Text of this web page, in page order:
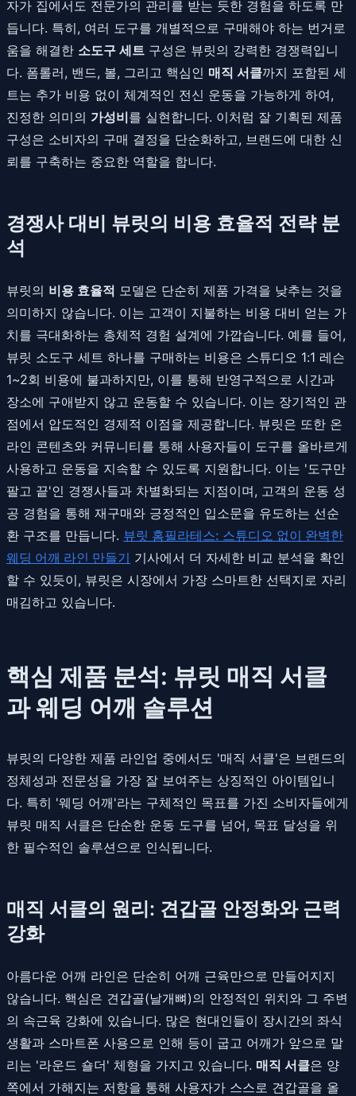
자가 집에서도 전문가의 관리를 받는 듯한 경험을 하도록 만
듭니다. 특히, 여러 도구를 개별적으로 구매해야 하는 번거로
움을 해결한 소도구 세트 구성은 뷰릿의 강력한 경쟁력입니
다. 폼롤러, 밴드, 볼, 그리고 핵심인 매직 서클까지 포함된 세
트는 추가 비용 없이 체계적인 전신 운동을 가능하게 하여,
진정한 의미의 가성비를 실현합니다. 이처럼 잘 기획된 제품
구성은 소비자의 구매 결정을 단순화하고, 브랜드에 대한 신
뢰를 구축하는 중요한 역할을 합니다.
경쟁사 대비 뷰릿의 비용 효율적 전략 분
석
뷰릿의 비용 효율적 모델은 단순히 제품 가격을 낮추는 것을
의미하지 않습니다. 이는 고객이 지불하는 비용 대비 얻는 가
치를 극대화하는 총체적 경험 설계에 가깝습니다. 예를 들어,
뷰릿 소도구 세트 하나를 구매하는 비용은 스튜디오 1:1 레슨
1~2회 비용에 불과하지만, 이를 통해 반영구적으로 시간과
장소에 구애받지 않고 운동할 수 있습니다. 이는 장기적인 관
점에서 압도적인 경제적 이점을 제공합니다. 뷰릿은 또한 온
라인 콘텐츠와 커뮤니티를 통해 사용자들이 도구를 올바르게
사용하고 운동을 지속할 수 있도록 지원합니다. 이는 '도구만
팔고 끝'인 경쟁사들과 차별화되는 지점이며, 고객의 운동 성
공 경험을 통해 재구매와 긍정적인 입소문을 유도하는 선순
환 구조를 만듭니다. 뷰릿 홈필라테스: 스튜디오 없이 완벽한
웨딩 어깨 라인 만들기 기사에서 더 자세한 비교 분석을 확인
할 수 있듯이, 뷰릿은 시장에서 가장 스마트한 선택지로 자리
매김하고 있습니다.
핵심 제품 분석: 뷰릿 매직 서클
과 웨딩 어깨 솔루션
뷰릿의 다양한 제품 라인업 중에서도 '매직 서클'은 브랜드의
정체성과 전문성을 가장 잘 보여주는 상징적인 아이템입니
다. 특히 '웨딩 어깨'라는 구체적인 목표를 가진 소비자들에게
뷰릿 매직 서클은 단순한 운동 도구를 넘어, 목표 달성을 위
한 필수적인 솔루션으로 인식됩니다.
매직 서클의 원리: 견갑골 안정화와 근력
강화
아름다운 어깨 라인은 단순히 어깨 근육만으로 만들어지지
않습니다. 핵심은 견갑골(날개뼈)의 안정적인 위치와 그 주변
의 속근육 강화에 있습니다. 많은 현대인들이 장시간의 좌식
생활과 스마트폰 사용으로 인해 등이 굽고 어깨가 앞으로 말
리는 '라운드 숄더' 체형을 가지고 있습니다. 매직 서클은 양
쪽에서 가해지는 저항을 통해 사용자가 스스로 견갑골을 올